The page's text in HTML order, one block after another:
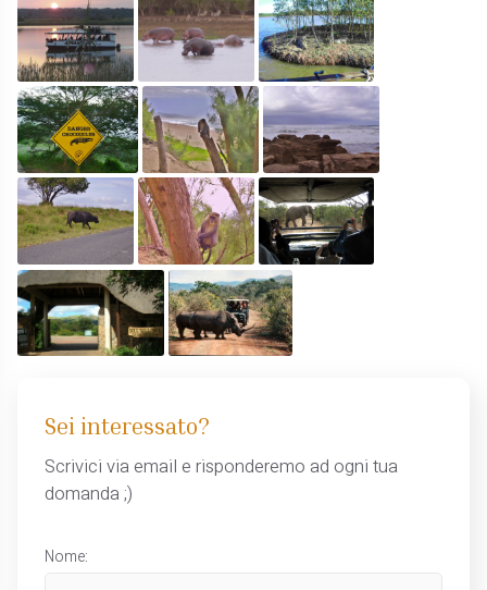
Sei interessato?
Scrivici via email e risponderemo ad ogni tua
domanda ;)
Nome: